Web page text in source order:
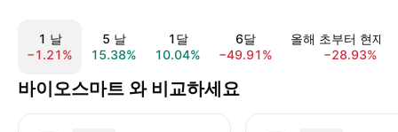
1 날
−1.21%
5 날
15.38%
1달
10.04%
6달
−49.91%
올해 초부터 현재
−28.93%
바이오스마트 와 비교하세요